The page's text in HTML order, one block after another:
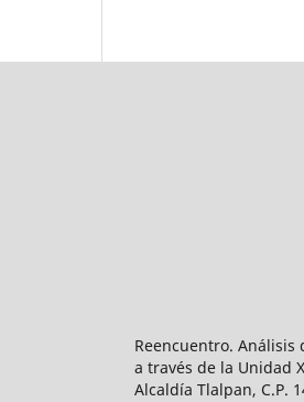
Reencuentro.
a través de la Unidad
Alcaldía Tlalpan, C.P.